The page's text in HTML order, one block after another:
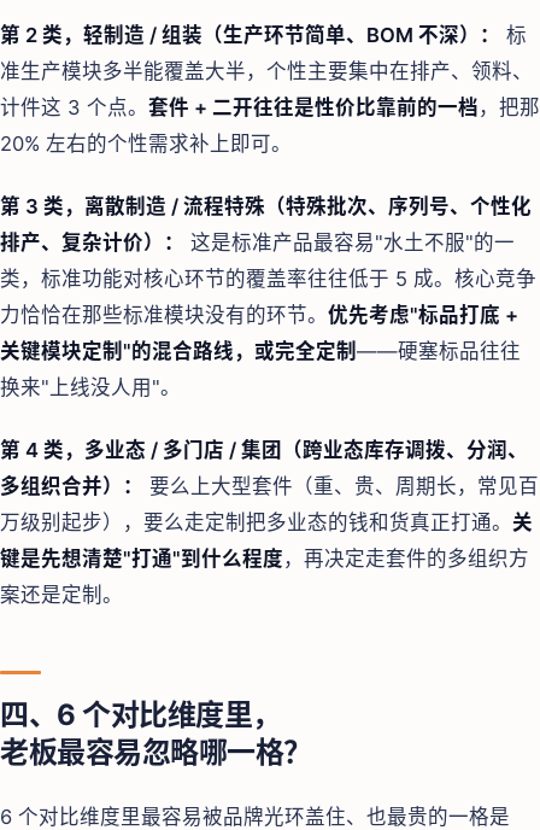
第 2 类，轻制造 / 组装（生产环节简单、BOM 不深）：
标
准生产模块多半能覆盖大半，个性主要集中在排产、领料、
计件这 3 个点。 套件 + 二开往往是性价比靠前的一档 ，把那
20% 左右的个性需求补上即可。
第 3 类，离散制造 / 流程特殊（特殊批次、序列号、个性化
排产、复杂计价）：
这是标准产品最容易"水土不服"的一
类，标准功能对核心环节的覆盖率往往低于 5 成。核心竞争
力恰恰在那些标准模块没有的环节。 优先考虑"标品打底 +
关键模块定制"的混合路线，或完全定制 ——硬塞标品往往
换来"上线没人用"。
第 4 类，多业态 / 多门店 / 集团（跨业态库存调拨、分润、
多组织合并）：
要么上大型套件（重、贵、周期长，常见百
万级别起步），要么走定制把多业态的钱和货真正打通。 关
键是先想清楚"打通"到什么程度 ，再决定走套件的多组织方
案还是定制。
四、6 个对比维度里，
老板最容易忽略哪一格？
6 个对比维度里最容易被品牌光环盖住、也最贵的一格是